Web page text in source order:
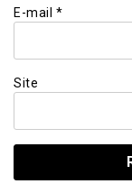
E-mail *
Site